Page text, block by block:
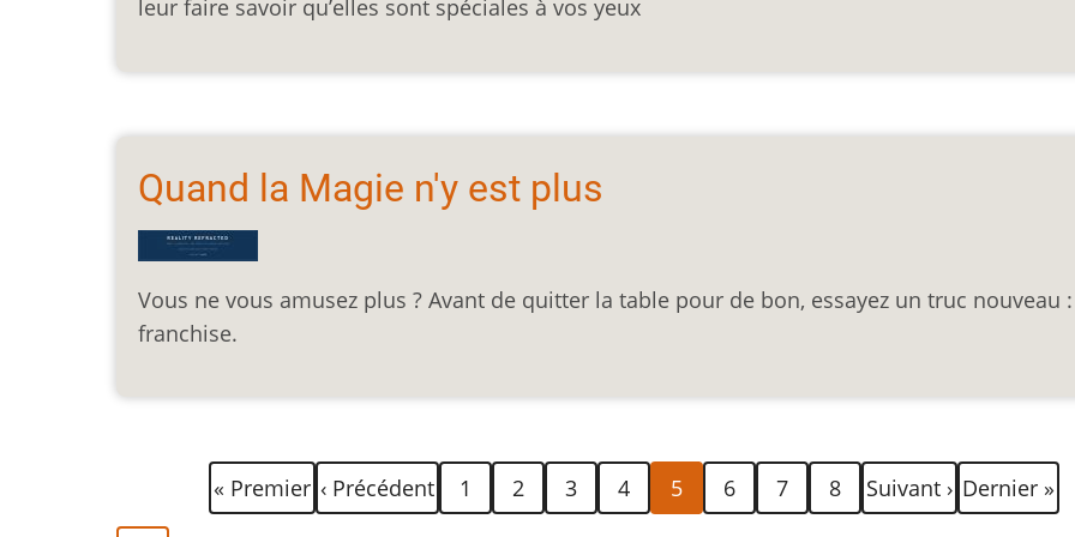
leur faire savoir qu’elles sont spéciales à vos yeux
Quand la Magie n'y est plus
Vous ne vous amusez plus ? Avant de quitter la table pour de bon, essayez un truc nouveau
franchise.
PaginationPremière
page
« Premier Page
précédente
‹ Précédent Page
1 Page
2 Page
3 Page
4
Page
courante
5 Page
6 Page
7 Page
8
Page
suivante
Suivant › Dernière
page
Dernier »